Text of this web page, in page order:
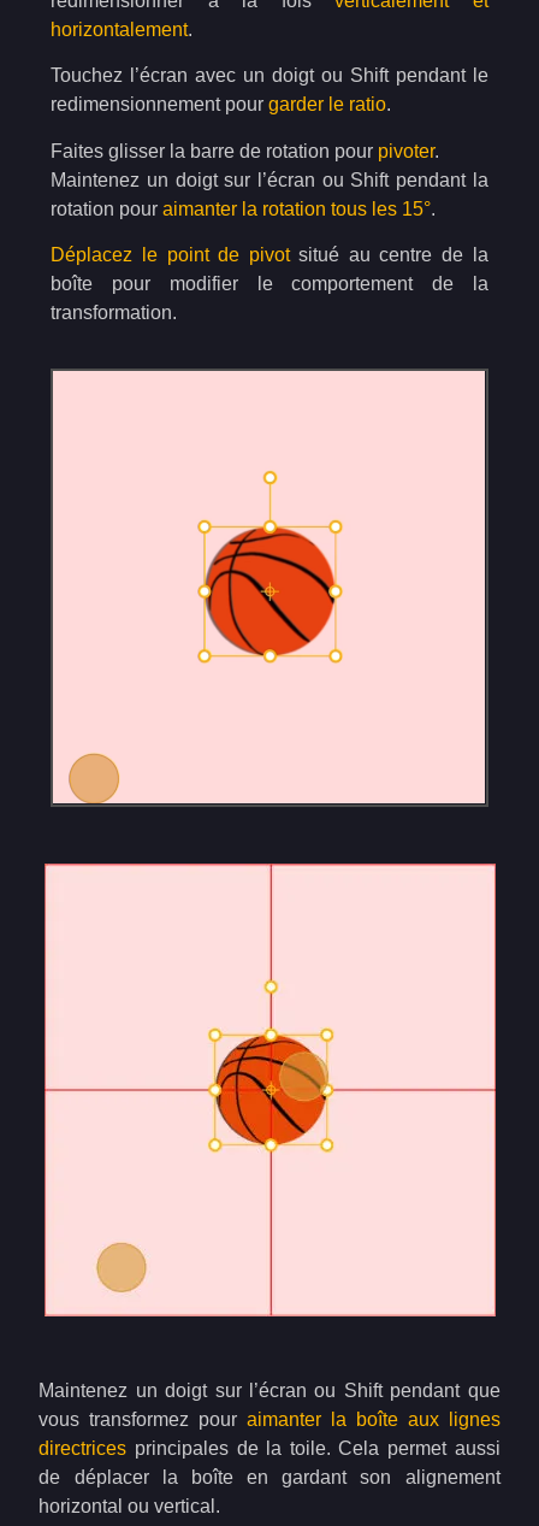
horizontalement.
Touchez l’écran avec un doigt ou Shift pendant le
redimensionnement pourgarder le ratio.
Faites glisser la barre de rotation pour pivoter.
Maintenez un doigt sur l’écran ou Shift pendant la
rotation pouraimanter la rotation tous les 15°.
Déplacez le point de pivotsitué au centre de la
boîte pour modifier le comportement de la
transformation.
Maintenez un doigt sur l’écran ou Shift pendant que
vous transformez pouraimanter la boîte aux lignes
directrices principales de la toile. Cela permet aussi
de déplacer la boîte en gardant son alignement
horizontal ou vertical.